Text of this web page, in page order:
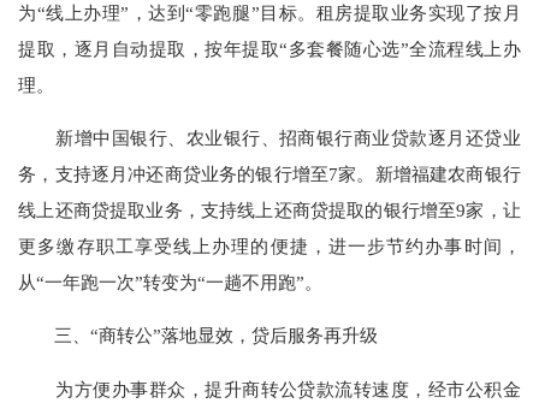
为“线上办理”，达到“零跑腿”目标。租房提取业务实现了按月
提取，逐月自动提取，按年提取“多套餐随心选”全流程线上办
理。
新增中国银行、农业银行、招商银行商业贷款逐月还贷业
务，支持逐月冲还商贷业务的银行增至7家。新增福建农商银行
线上还商贷提取业务，支持线上还商贷提取的银行增至9家，让
更多缴存职工享受线上办理的便捷，进一步节约办事时间，
从“一年跑一次”转变为“一趟不用跑”。
三、“商转公”落地显效，贷后服务再升级
为方便办事群众，提升商转公贷款流转速度，经市公积金